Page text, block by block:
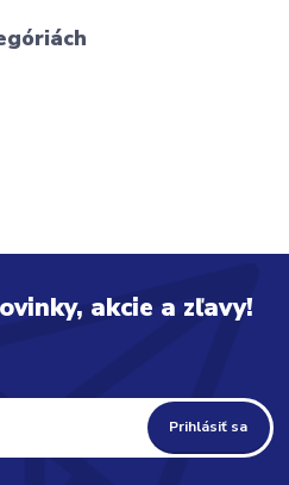
akcie a zľavy!
Prihlásiť sa